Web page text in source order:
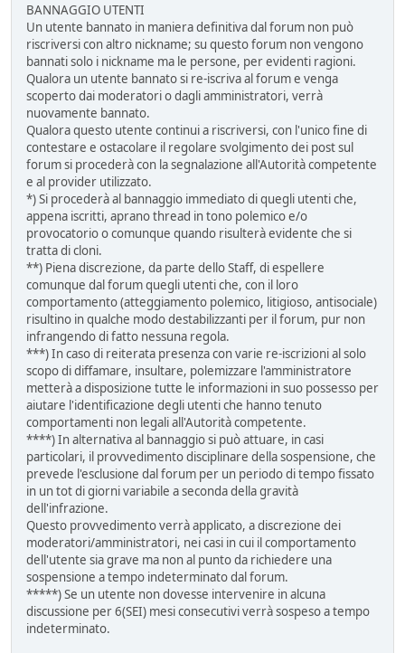
BANNAGGIO UTENTI
Un utente bannato in maniera definitiva dal forum non può
riscriversi con altro nickname; su questo forum non vengono
bannati solo i nickname ma le persone, per evidenti ragioni.
Qualora un utente bannato si re-iscriva al forum e venga
scoperto dai moderatori o dagli amministratori, verrà
nuovamente bannato.
Qualora questo utente continui a riscriversi, con l'unico fine di
contestare e ostacolare il regolare svolgimento dei post sul
forum si procederà con la segnalazione all'Autorità competente
e al provider utilizzato.
*) Si procederà al bannaggio immediato di quegli utenti che,
appena iscritti, aprano thread in tono polemico e/o
provocatorio o comunque quando risulterà evidente che si
tratta di cloni.
**) Piena discrezione, da parte dello Staff, di espellere
comunque dal forum quegli utenti che, con il loro
comportamento (atteggiamento polemico, litigioso, antisociale)
risultino in qualche modo destabilizzanti per il forum, pur non
infrangendo di fatto nessuna regola.
***) In caso di reiterata presenza con varie re-iscrizioni al solo
scopo di diffamare, insultare, polemizzare l'amministratore
metterà a disposizione tutte le informazioni in suo possesso per
aiutare l'identificazione degli utenti che hanno tenuto
comportamenti non legali all'Autorità competente.
****) In alternativa al bannaggio si può attuare, in casi
particolari, il provvedimento disciplinare della sospensione, che
prevede l'esclusione dal forum per un periodo di tempo fissato
in un tot di giorni variabile a seconda della gravità
dell'infrazione.
Questo provvedimento verrà applicato, a discrezione dei
moderatori/amministratori, nei casi in cui il comportamento
dell'utente sia grave ma non al punto da richiedere una
sospensione a tempo indeterminato dal forum.
*****) Se un utente non dovesse intervenire in alcuna
discussione per 6(SEI) mesi consecutivi verrà sospeso a tempo
indeterminato.